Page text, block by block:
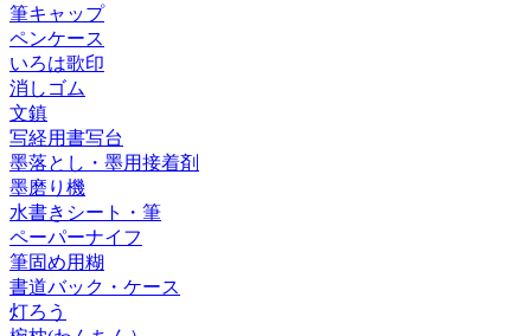
筆キャップ
ペンケース
いろは歌印
消しゴム
文鎮
写経用書写台
墨落とし・墨用接着剤
墨磨り機
水書きシート・筆
ペーパーナイフ
筆固め用糊
書道バック・ケース
灯ろう